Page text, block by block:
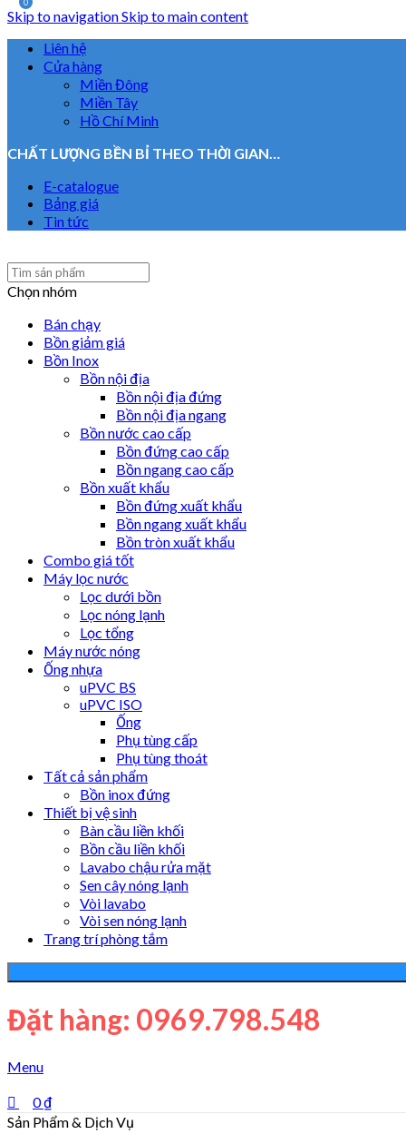
Skip to navigationSkip to main content
Liên hệ
Cửa hàng
Miền Đông
Miền Tây
Hồ Chí Minh
CHẤT LƯỢNG BỀN BỈ THEO THỜI GIAN…
E-catalogue
Bảng giá
Tin tức
Chọn nhóm
Bán chạy
Bồn giảm giá
Bồn Inox
Bồn nội địa
Bồn nội địa đứng
Bồn nội địa ngang
Bồn nước cao cấp
Bồn đứng cao cấp
Bồn ngang cao cấp
Bồn xuất khẩu
Bồn đứng xuất khẩu
Bồn ngang xuất khẩu
Bồn tròn xuất khẩu
Combo giá tốt
Máy lọc nước
Lọc dưới bồn
Lọc nóng lạnh
Lọc tổng
Máy nước nóng
Ống nhựa
uPVC BS
uPVC ISO
Ống
Phụ tùng cấp
Phụ tùng thoát
Tất cả sản phẩm
Bồn inox đứng
Thiết bị vệ sinh
Bàn cầu liền khối
Bồn cầu liền khối
Lavabo chậu rửa mặt
Sen cây nóng lạnh
Vòi lavabo
Vòi sen nóng lạnh
Trang trí phòng tắm
Đặt hàng: 0969.798.548
Menu
0
0₫
Sản Phẩm & Dịch Vụ